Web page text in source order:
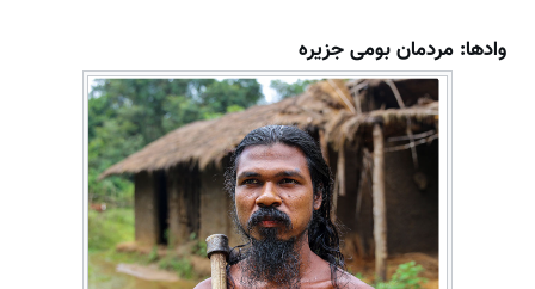
وادها: مردمان بومی جزیره